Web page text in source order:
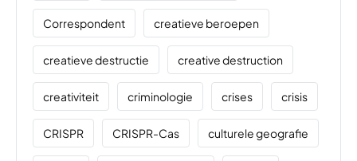
Correspondent creatieve beroepen
creatieve destructie creative destruction
creativiteit criminologie crises crisis
CRISPR CRISPR-Cas culturele geografie